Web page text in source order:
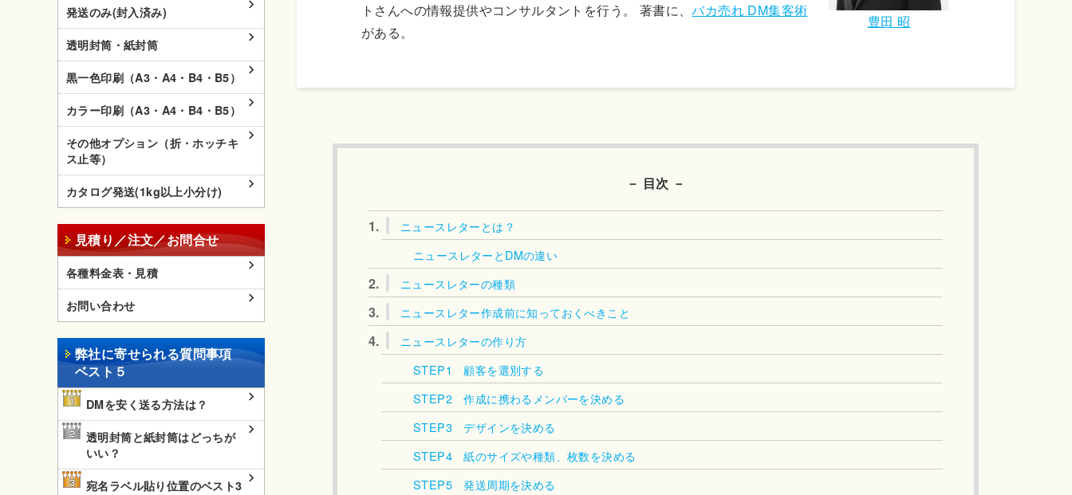
豊田 昭
トさんへの情報提供やコンサルタントを行う。 著書に、バカ売れ DM集客術
がある。
－ 目次 －
1.
ニュースレターとは？
ニュースレターとDMの違い
2. ニュースレターの種類
3. ニュースレター作成前に知っておくべきこと
4.
ニュースレターの作り方
STEP1 顧客を選別する
STEP2 作成に携わるメンバーを決める
STEP3 デザインを決める
STEP4 紙のサイズや種類、枚数を決める
STEP5 発送周期を決める
発送のみ(封入済み)
透明封筒・紙封筒
黒一色印刷（A3・A4・B4・B5）
カラー印刷（A3・A4・B4・B5）
その他オプション（折・ホッチキ
ス止等）
カタログ発送(1kg以上小分け)
見積り／注文／お問合せ
各種料金表・見積
お問い合わせ
弊社に寄せられる質問事項
ベスト５
DMを安く送る方法は？
透明封筒と紙封筒はどっちが
いい？
宛名ラベル貼り位置のベスト3